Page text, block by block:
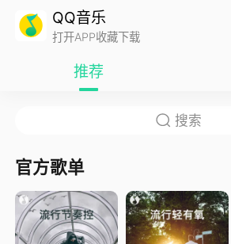
QQ音乐
打开APP收藏下载
推荐
官方歌单